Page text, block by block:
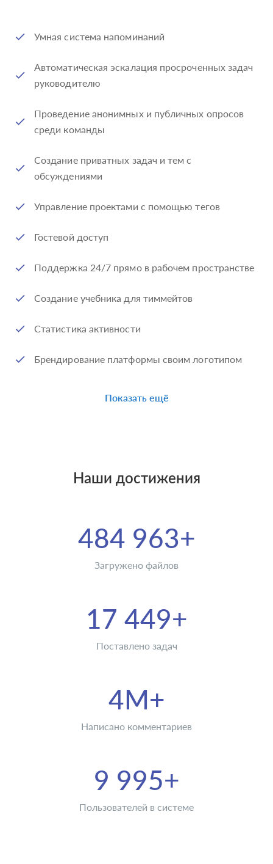
Умная система напоминаний
Автоматическая эскалация просроченных задач
руководителю
Проведение анонимных и публичных опросов
среди команды
Создание приватных задач и тем с
обсуждениями
Управление проектами с помощью тегов
Гостевой доступ
Поддержка 24/7 прямо в рабочем пространстве
Создание учебника для тиммейтов
Статистика активности
Брендирование платформы своим логотипом
Показать ещё
Наши достижения
484 963+
Загружено файлов
17 449+
Поставлено задач
4M+
Написано комментариев
9 995+
Пользователей в системе